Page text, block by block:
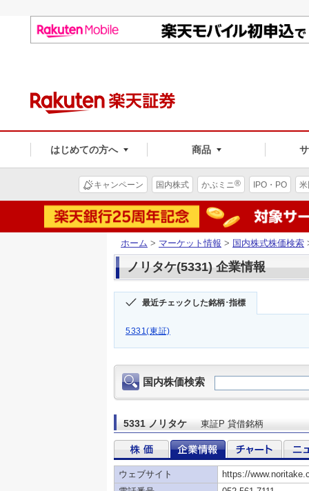
はじめての方へ 商品
キャンペーン 国内株式 かぶミニ® IPO・PO
ホーム > マーケット情報 > 国内株式株価検索
ノリタケ(5331) 企業情報
最近チェックした銘柄･指標
5331(東証)